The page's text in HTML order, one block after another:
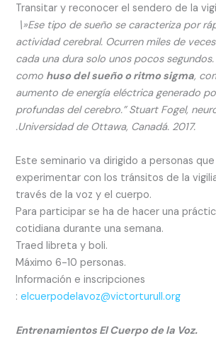
Transitar y reconocer el sendero de la
\»Ese tipo de sueño se caracteriza por
actividad cerebral. Ocurren miles de
cada una dura solo unos pocos
como huso del sueño o ritmo sigma,
aumento de energía eléctrica generado
profundas del cerebro.” Stuart Fogel,
.Universidad de Ottawa, Canadá. 2017.
Este seminario va dirigido a personas
experimentar con los tránsitos de la
través de la voz y el cuerpo.
Para participar se ha de hacer una
cotidiana durante una semana.
Traed libreta y boli.
Máximo 6-10 personas.
Información e inscripciones
:elcuerpodelavoz@victorturull.org
Entrenamientos El Cuerpo de la Voz.